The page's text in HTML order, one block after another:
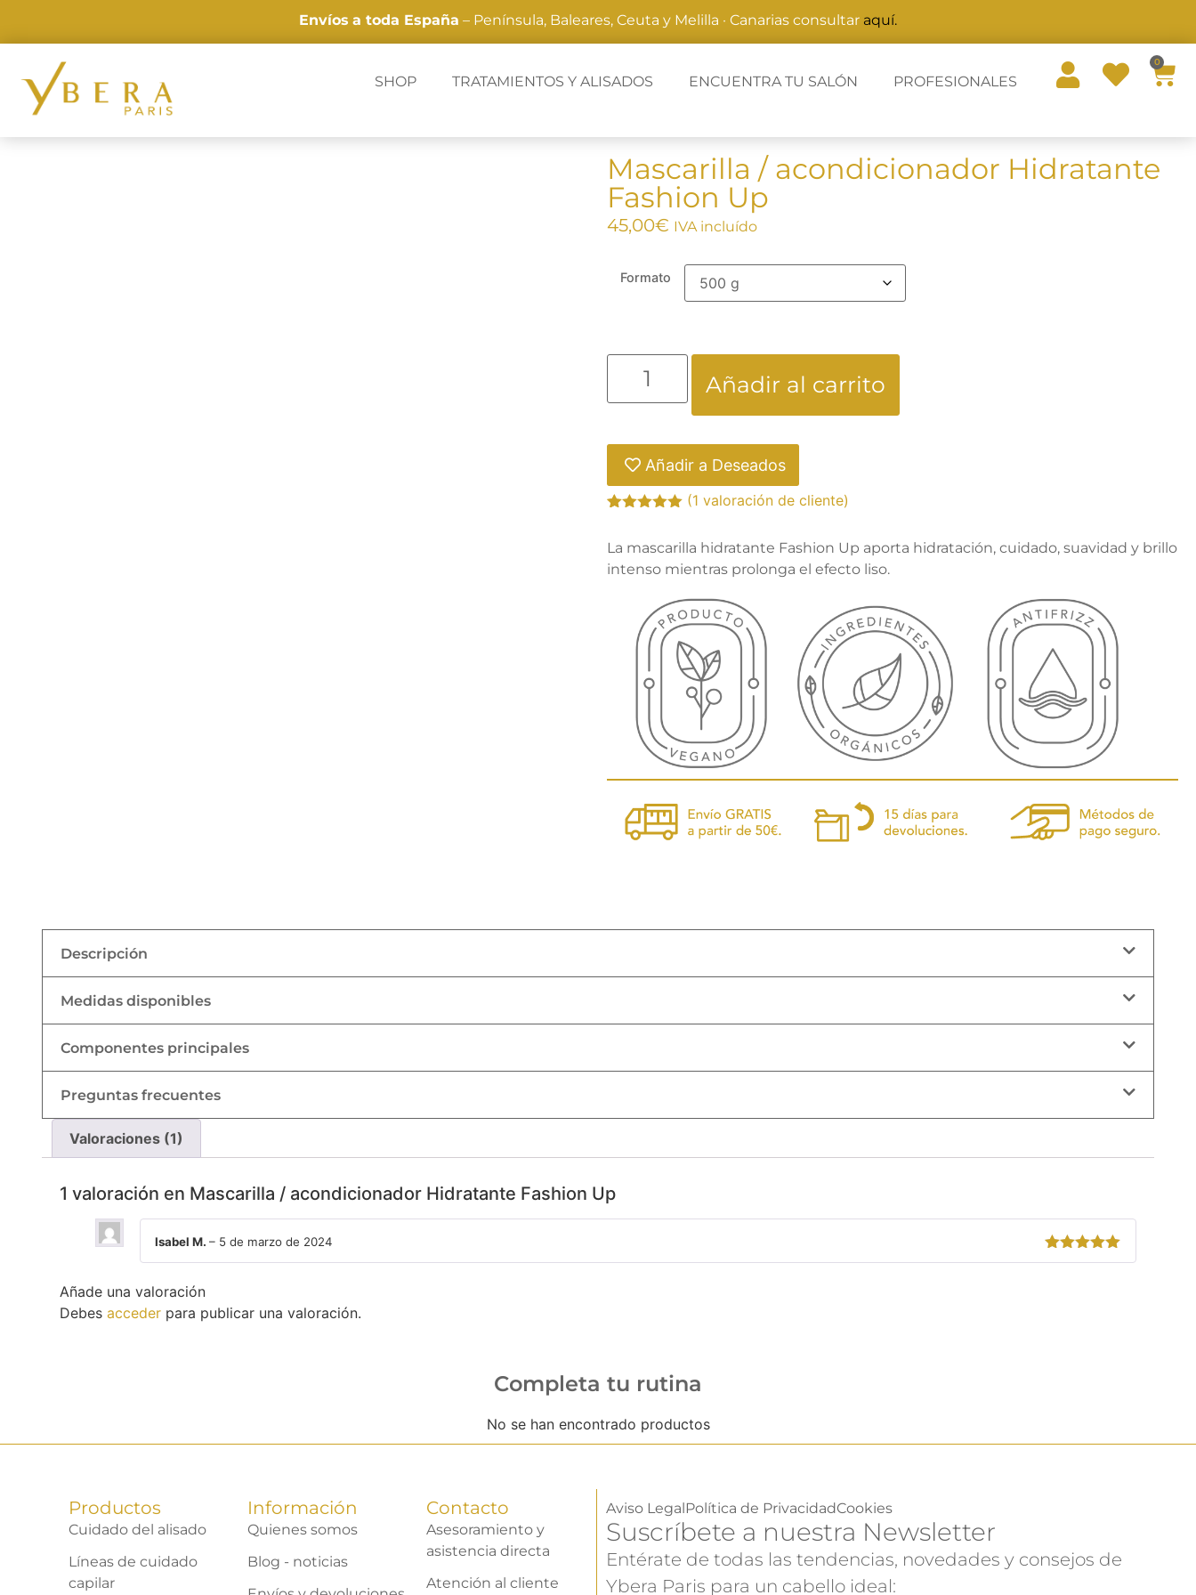
Envíos a toda España – Península, Baleares, Ceuta y Melilla · Canarias consultar aquí.
SHOP TRATAMIENTOS Y ALISADOS ENCUENTRA TU SALÓN PROFESIONALES
0
Mascarilla / acondicionador Hidratante
Fashion Up
45,00€ IVA incluído
Formato
Añadir al carrito
Añadir a Deseados
5 en base
avaloración
de un
(1 valoración de cliente)
La mascarilla hidratante Fashion Up aporta hidratación, cuidado, suavidad y brillo
intenso mientras prolonga el efecto liso.
Descripción
Medidas disponibles
Componentes principales
Preguntas frecuentes
Valoraciones (1)
1 valoración en Mascarilla / acondicionador Hidratante Fashion Up
Valorado
Isabel M. – 5 de marzo de 2024
Añade una valoración
Debes acceder para publicar una valoración.
Completa tu rutina
No se han encontrado productos
Productos
Cuidado del alisado
Líneas de cuidado
capilar
Información
Quienes somos
Blog - noticias
Contacto
Asesoramiento y
asistencia directa
Atención al cliente
Aviso LegalPolítica de PrivacidadCookies
Suscríbete a nuestra Newsletter
Entérate de todas las tendencias, novedades y consejos de
Ybera Paris para un cabello ideal: